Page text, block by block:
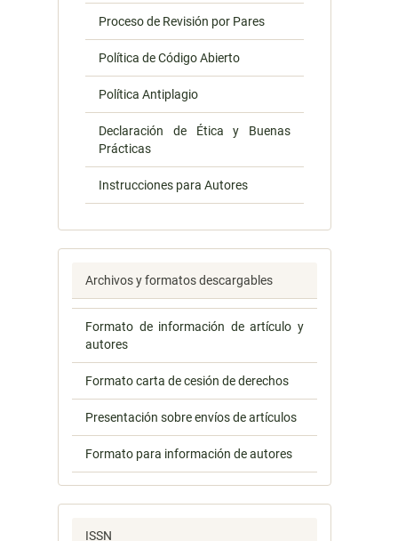
Proceso de Revisión por Pares
Política de Código Abierto
Política Antiplagio
Declaración de Ética y Buenas
Prácticas
Instrucciones para Autores
Archivos y formatos descargables
Formato de información de artículo y
autores
Formato carta de cesión de derechos
Presentación sobre envíos de artículos
Formato para información de autores
ISSN